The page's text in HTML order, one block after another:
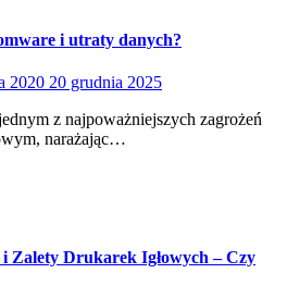
i utraty danych?
2020 20 grudnia 2025
z najpoważniejszych zagrożeń
narażając…
Zalety Drukarek Igłowych – Czy